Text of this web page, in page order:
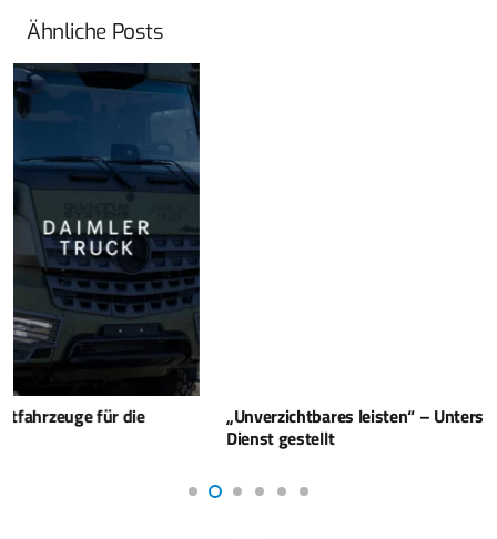
Ähnliche Posts
„Unverzichtbares leisten“ – Unterstützungskommando in